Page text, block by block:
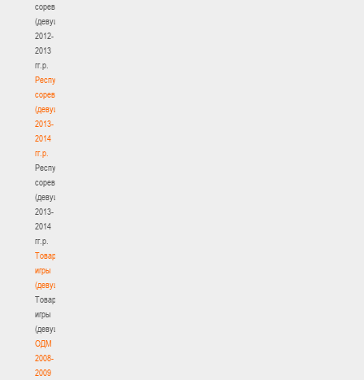
соревнования
(девушки)
2012-
2013
гг.р.
Республиканские
соревнования
(девушки)
2013-
2014
гг.р.
Республиканские
соревнования
(девушки)
2013-
2014
гг.р.
Товарищеские
игры
(девушки)
Товарищеские
игры
(девушки)
ОДМ
2008-
2009